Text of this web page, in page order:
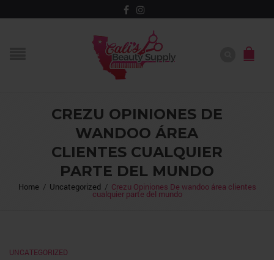
CREZU OPINIONES DE
WANDOO ÁREA
CLIENTES CUALQUIER
PARTE DEL MUNDO
Home / Uncategorized / Crezu Opiniones De wandoo área clientes
cualquier parte del mundo
UNCATEGORIZED